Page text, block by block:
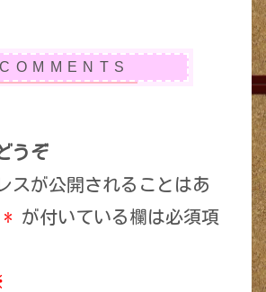
うぞ
スが公開されることはあ
* が付いている欄は必須項